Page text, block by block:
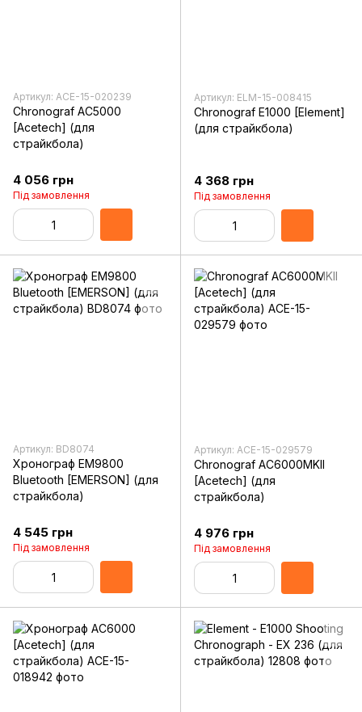
Артикул: ACE-15-020239
Chronograf AC5000
[Acetech] (для
страйкбола)
4 056 грн
Під замовлення
Артикул: ELM-15-008415
Chronograf E1000 [Element]
(для страйкбола)
4 368 грн
Під замовлення
Артикул: BD8074
Хронограф EM9800
Bluetooth [EMERSON] (для
страйкбола)
4 545 грн
Під замовлення
Артикул: ACE-15-029579
Chronograf AC6000MKII
[Acetech] (для
страйкбола)
4 976 грн
Під замовлення